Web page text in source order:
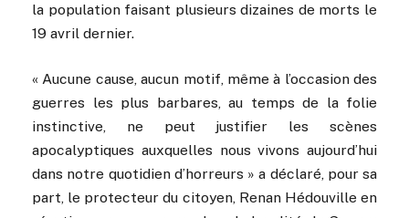
la population faisant plusieurs dizaines de morts le
19 avril dernier.
« Aucune cause, aucun motif, même à l’occasion des
guerres les plus barbares, au temps de la folie
instinctive, ne peut justifier les scènes
apocalyptiques auxquelles nous vivons aujourd’hui
dans notre quotidien d’horreurs » a déclaré, pour sa
part, le protecteur du citoyen, Renan Hédouville en